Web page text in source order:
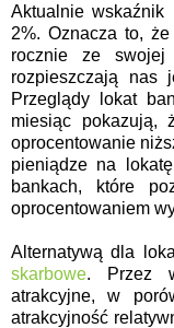
Aktualnie
2%. Oznacza to,
rocznie ze swojej
rozpieszczają nas
Przeglądy lokat
miesiąc pokazują,
oprocentowanie
pieniądze na
bankach, które
oprocentowaniem
Alternatywą dla
skarbowe. Przez
atrakcyjne, w
atrakcyjność